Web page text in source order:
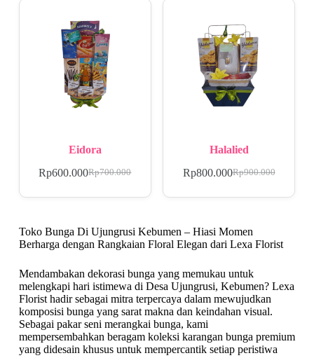
Eidora
Rp700.000
Rp600.000
Halalied
Rp900.000
Rp800.000
Toko Bunga Di Ujungrusi Kebumen – Hiasi Momen
Berharga dengan Rangkaian Floral Elegan dari Lexa Florist
Mendambakan dekorasi bunga yang memukau untuk
melengkapi hari istimewa di Desa Ujungrusi, Kebumen? Lexa
Florist hadir sebagai mitra terpercaya dalam mewujudkan
komposisi bunga yang sarat makna dan keindahan visual.
Sebagai pakar seni merangkai bunga, kami
mempersembahkan beragam koleksi karangan bunga premium
yang didesain khusus untuk mempercantik setiap peristiwa